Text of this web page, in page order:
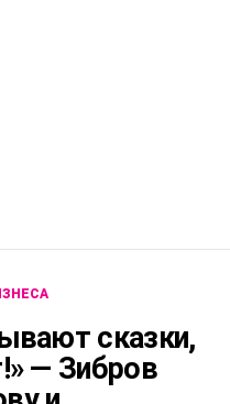
сказки,
— Зибров